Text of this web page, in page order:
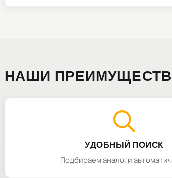
НАШИ
УДОБНЫЙ ПОИСК
Подбираем аналоги